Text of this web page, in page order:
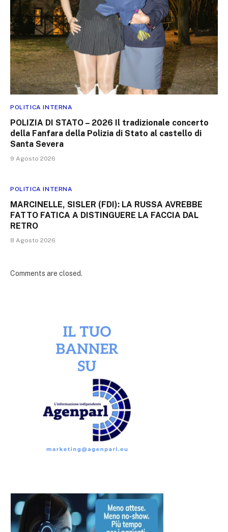
POLITICA INTERNA
POLIZIA DI STATO – 2026 Il tradizionale concerto
della Fanfara della Polizia di Stato al castello di
Santa Severa
9 Agosto 2026
POLITICA INTERNA
MARCINELLE, SISLER (FDI): LA RUSSA AVREBBE
FATTO FATICA A DISTINGUERE LA FACCIA DAL
RETRO
8 Agosto 2026
Comments are closed.